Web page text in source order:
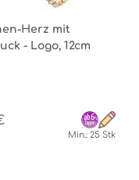
Herz mit
- Logo, 12cm
Min.: 25 Stk